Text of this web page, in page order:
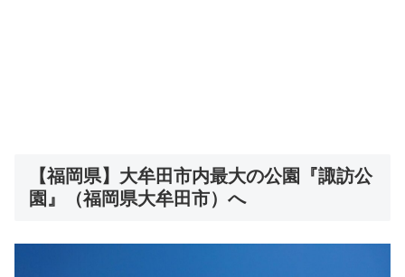
【福岡県】大牟田市内最大の公園『諏訪公
園』（福岡県大牟田市）へ